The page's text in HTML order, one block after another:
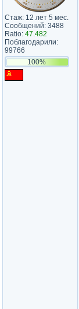
Стаж: 12 лет 5 мес.
Сообщений: 3488
Ratio: 47.482
Поблагодарили:
99766
100%